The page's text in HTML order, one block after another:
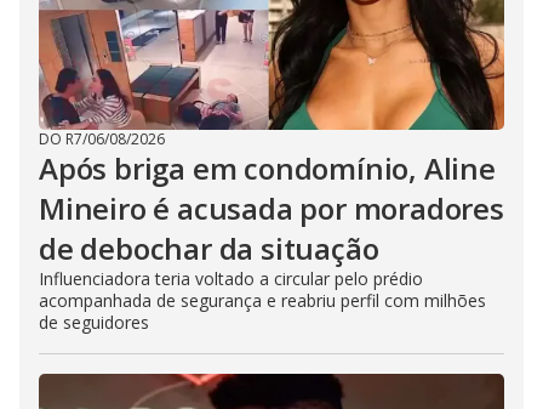
DO R7/06/08/2026
Após briga em condomínio, Aline
Mineiro é acusada por moradores
de debochar da situação
Influenciadora teria voltado a circular pelo prédio
acompanhada de segurança e reabriu perfil com milhões
de seguidores